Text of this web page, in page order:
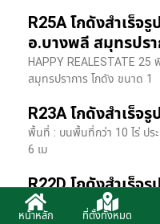
R25A โกดังสำเร็จ
อ.บางพลี สมุทรปร
HAPPY REALESTATE 25
สมุทรปราการ โกดัง ขนาด 1
R23A โกดังสำเร็จ
พื้นที่ : บนพื้นที่กว่า 10 ไร่ ปร
6 เม
R22D โกดังสำเร็จ
HR22 โกดังสำเร็จรูปให้เช่า
รายละเอียดโรงง
หน้าหลัก ที่ตั้งทั้งหมด